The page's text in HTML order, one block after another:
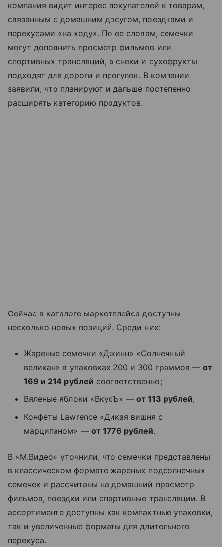
компания видит интерес покупателей к товарам,
связанным с домашним досугом, поездками и
перекусами «на ходу». По ее словам, семечки
могут дополнить просмотр фильмов или
спортивных трансляций, а снеки и сухофрукты
подходят для дороги и прогулок. В компании
заявили, что планируют и дальше постепенно
расширять категорию продуктов.
Сейчас в каталоге маркетплейса доступны
несколько новых позиций. Среди них:
Жареные семечки «Джинн» «Солнечный
великан» в упаковках 200 и 300 граммов — от
169 и 214 рублей соответственно;
Вяленые яблоки «ВкусЪ» —от 113 рублей;
Конфеты Lawrence «Дикая вишня с
марципаном» — от 1776 рублей.
В «М.Видео» уточнили, что семечки представлены
в классическом формате жареных подсолнечных
семечек и рассчитаны на домашний просмотр
фильмов, поездки или спортивные трансляции. В
ассортименте доступны как компактные упаковки,
так и увеличенные форматы для длительного
перекуса.